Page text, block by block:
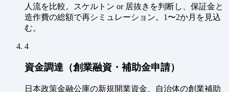
人流を比較。スケルトン or 居抜きを判断し、保証金と
造作費の総額で再シミュレーション。1〜2か月を見込
む。
4
資金調達（創業融資・補助金申請）
日本政策金融公庫の新規開業資金、自治体の創業補助